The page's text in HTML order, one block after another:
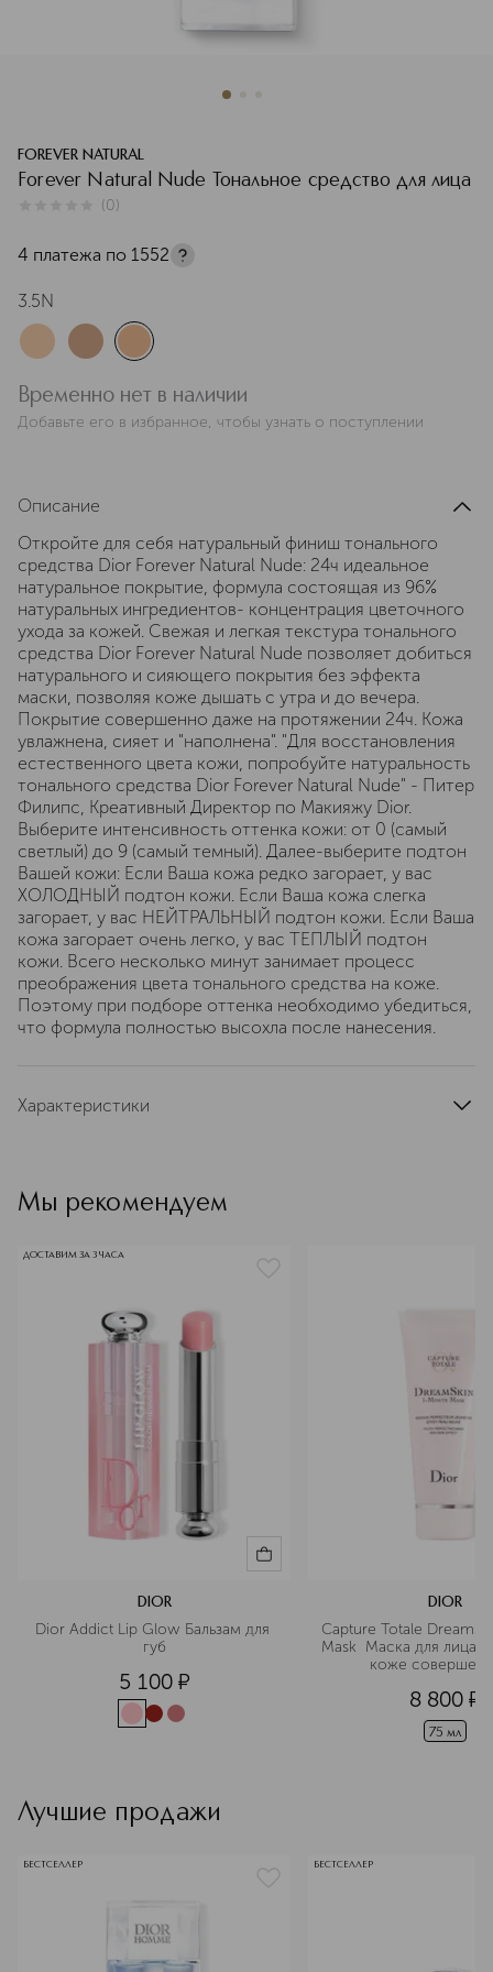
FOREVER NATURAL
Forever Natural Nude Тональное средство для лица
(0)
4 платежа по 1552
3.5N
Временно нет в наличии
Добавьте его в избранное, чтобы узнать о поступлении
Описание
Откройте для себя натуральный финиш тонального
средства Dior Forever Natural Nude: 24ч идеальное
натуральное покрытие, формула состоящая из 96%
натуральных ингредиентов- концентрация цветочного
ухода за кожей. Свежая и легкая текстура тонального
средства Dior Forever Natural Nude позволяет добиться
натурального и сияющего покрытия без эффекта
маски, позволяя коже дышать с утра и до вечера.
Покрытие совершенно даже на протяжении 24ч. Кожа
увлажнена, сияет и "наполнена". "Для восстановления
естественного цвета кожи, попробуйте натуральность
тонального средства Dior Forever Natural Nude" - Питер
Филипс, Креативный Директор по Макияжу Dior.
Выберите интенсивность оттенка кожи: от 0 (самый
светлый) до 9 (самый темный). Далее-выберите подтон
Вашей кожи: Если Ваша кожа редко загорает, у вас
ХОЛОДНЫЙ подтон кожи. Если Ваша кожа слегка
загорает, у вас НЕЙТРАЛЬНЫЙ подтон кожи. Если Ваша
кожа загорает очень легко, у вас ТЕПЛЫЙ подтон
кожи. Всего несколько минут занимает процесс
преображения цвета тонального средства на коже.
Поэтому при подборе оттенка необходимо убедиться,
что формула полностью высохла после нанесения.
Характеристики
Мы рекомендуем
ДОСТАВИМ ЗА 3 ЧАСА
DIOR
Dior Addict Lip Glow Бальзам для
губ
5 100 ¤
DIOR
Capture Totale
Mask  Маска для лица,
коже
8 800 ¤
75 мл
Лучшие продажи
БЕСТСЕЛЛЕР БЕСТСЕЛЛЕР